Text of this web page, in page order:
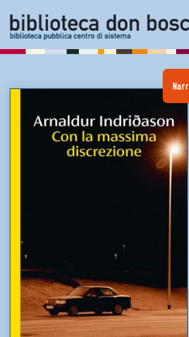
Prestito
E-book reader e
Artoteca
Bookstart
Carta dei servizi
Proposta di
NEWS &
LINK UTILI
Biblioteche e cataloghi
Consigli per la
Biblioteche digitali